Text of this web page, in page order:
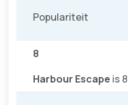
Populariteit
8
Harbour Escape is